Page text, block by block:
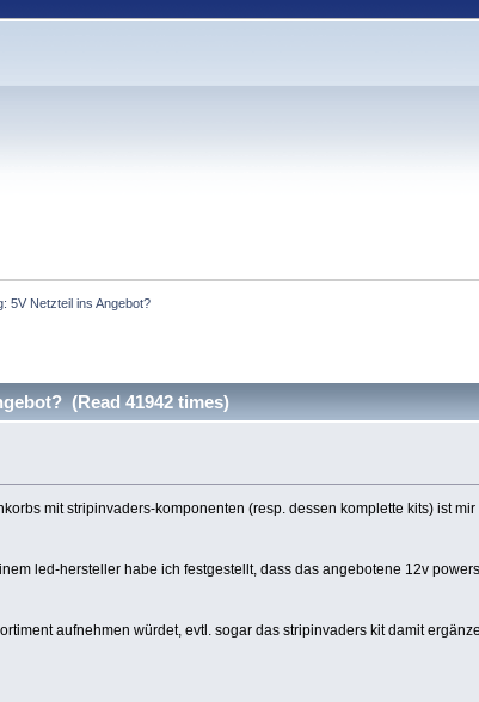
5V Netzteil ins Angebot?
(Read 41942 times)
mit stripinvaders-komponenten (resp. dessen komplette kits) ist
led-hersteller habe ich festgestellt, dass das angebotene 12v
aufnehmen würdet, evtl. sogar das stripinvaders kit damit